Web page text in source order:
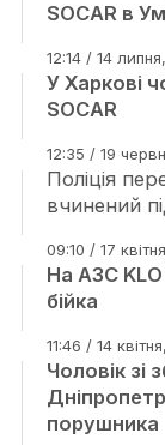
SOCAR в
12:14 / 14
У Харкові
SOCAR
12:35 / 19
Поліція
вчинений
09:10 / 17
На АЗС
бійка
11:46 / 14
Чоловік зі
порушника